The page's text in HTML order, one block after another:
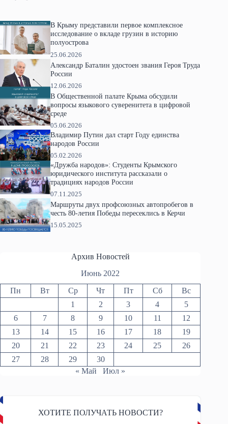
В Крыму представили первое комплексное
исследование о вкладе грузин в историю
полуострова
25.06.2026
Александр Баталин удостоен звания Героя Труда
России
12.06.2026
В Общественной палате Крыма обсудили
вопросы языкового суверенитета в цифровой
среде
05.06.2026
Владимир Путин дал старт Году единства
народов России
05.02.2026
«Дружба народов»: Студенты Крымского
юридического института рассказали о
традициях народов России
07.11.2025
Маршруты двух профсоюзных автопробегов в
честь 80-летия Победы пересеклись в Керчи
15.05.2025
Архив Новостей
Июнь 2022
Пн Вт Ср Чт Пт Сб
Вс
1
2 3 4
5
6
7 8 9 10 11
12
13
14 15 16 17 18
19
20
21 22 23 24 25
26
27
28 29
30
« Май
Июл »
ХОТИТЕ ПОЛУЧАТЬ НОВОСТИ?